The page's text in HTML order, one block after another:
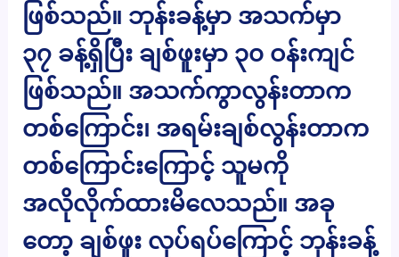
ဖြစ်သည်။ ဘုန်းခန့်မှာ အသက်မှာ
၃၇ ခန့်ရှိပြီး ချစ်ဖူးမှာ ၃၀ ဝန်းကျင်
ဖြစ်သည်။ အသက်ကွာလွန်းတာက
တစ်ကြောင်း၊ အရမ်းချစ်လွန်းတာက
တစ်ကြောင်းကြောင့် သူမကို
အလိုလိုက်ထားမိလေသည်။ အခု
တော့ ချစ်ဖူး လုပ်ရပ်ကြောင့် ဘုန်းခန့်